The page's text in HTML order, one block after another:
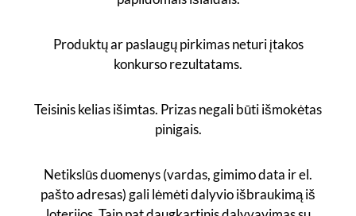
Produktų ar paslaugų pirkimas neturi įtakos
konkurso rezultatams.
Teisinis kelias išimtas. Prizas negali būti išmokėtas
pinigais.
Netikslūs duomenys (vardas, gimimo data ir el.
pašto adresas) gali lėmėti dalyvio išbraukimą iš